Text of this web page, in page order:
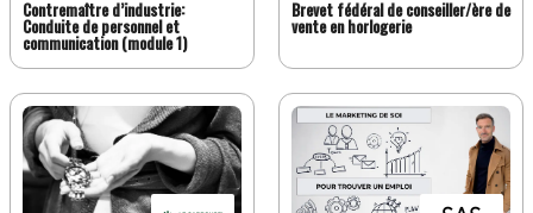
Contremaître d’industrie:
Conduite de personnel et
communication (module 1)
Brevet fédéral de conseiller/ère de
vente en horlogerie